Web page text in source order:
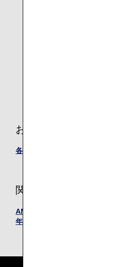
国際線特典航空券とアッ
予約記録に幼児のお子様
お問い合わせ
各国・地域のお問い合わせ先へ
関連情報
ANA国際線特典航空券プレミ
年4月1日ご搭乗分より開始いた